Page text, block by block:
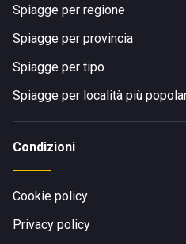
Spiagge per regione
Spiagge per provincia
Spiagge per tipo
Spiagge per località più
Condizioni
Cookie policy
Privacy policy